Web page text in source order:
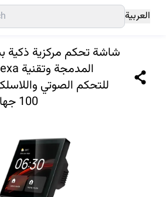
العربية
100 جهاز منزل ذكي من تويا